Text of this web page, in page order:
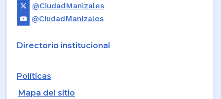
@CiudadManizales
@CiudadManizales
Directorio institucional
Políticas
Mapa del sitio